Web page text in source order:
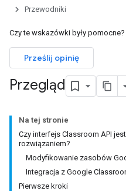
Przewodniki
Czy te wskazówki były pomocne?
Prześlij opinię
Przegląd
Na tej stronie
Czy interfejs Classroom API
rozwiązaniem?
Modyfikowanie zasobów
Integracja z Google
Pierwsze kroki